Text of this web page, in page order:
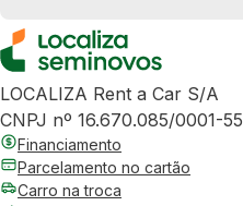
LOCALIZA Rent a Car S/A
CNPJ nº 16.670.085/0001-55
Financiamento
Parcelamento no cartão
Carro na troca